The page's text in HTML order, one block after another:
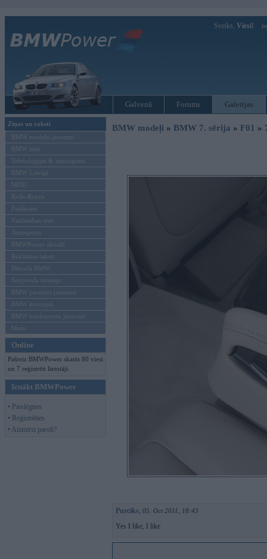
Sveiks, Viesi!
Galvenā Forums Galerijas
Ziņas un raksti
BMW modeļu jaunumi
BMW testi
Tehnoloģijas & sasniegumi
BMW Latvijā
MINI
Rolls-Royce
Pasākumi
Vadāmības tests
Autosports
BMWPower aktuāli
Reklāmas raksti
Mēneša BMW
Sērijveida tūnings
BMW pasaules jaunumi
BMW koncepti
BMW konkurentu jaunumi
Moto
Online
Pašreiz BMWPower skatās 80 viesi
un 7 reģistrēti lietotāji.
Ienākt BMWPower
• Pieslēgties
• Reģistrēties
• Aizmirsi paroli?
BMW modeļi » BMW 7. sērija » F01 »
Purciks, 05. Oct 2011, 18:43
Yes I like, I like